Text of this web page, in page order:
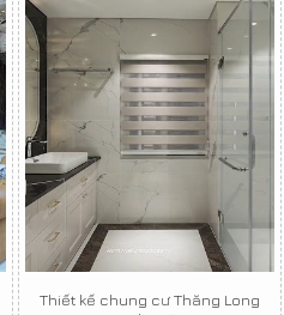
Thiết kế chung cư Thăng Long